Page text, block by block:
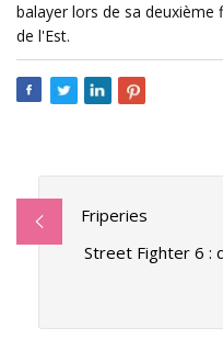
balayer lors de sa deuxième
de l'Est.
Friperies
Street Fighter 6 :